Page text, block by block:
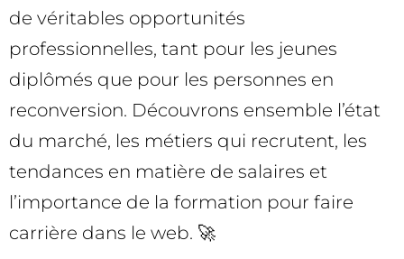
de véritables opportunités
professionnelles, tant pour les jeunes
diplômés que pour les personnes en
reconversion. Découvrons ensemble l’état
du marché, les métiers qui recrutent, les
tendances en matière de salaires et
l’importance de la formation pour faire
carrière dans le web. 🚀